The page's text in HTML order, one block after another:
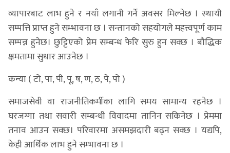
व्यापारबाट लाभ हुने र नयाँ लगानी गर्ने अवसर मिल्नेछ । स्थायी
सम्पत्ति प्राप्त हुने सम्भावना छ । सन्तानको सहयोगले महत्त्वपूर्ण काम
सम्पन्न हुनेछ। छुट्टिएको प्रेम सम्बन्ध फेरि सुरु हुन सक्छ । बौद्धिक
क्षमतामा सुधार आउनेछ ।
कन्या ( टो, पा, पी, पू, ष, ण, ठ, पे, पो )
समाजसेवी वा राजनीतिकर्मीका लागि समय सामान्य रहनेछ ।
घरजग्गा तथा सवारी सम्बन्धी विवादमा तानिन सकिनेछ । प्रेममा
तनाव आउन सक्छ। परिवारमा असमझदारी बढ्न सक्छ । यद्यपि,
केही आर्थिक लाभ हुने सम्भावना छ ।